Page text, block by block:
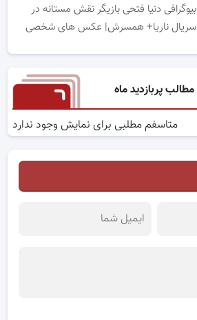
بیوگرافی دنیا فتحی بازیگر نقش مستانه در
سریال ناریا+ همسرش| عکس های شخصی
مطالب پربازدید ماه
متاسفم مطلبی برای نمایش وجود ندارد